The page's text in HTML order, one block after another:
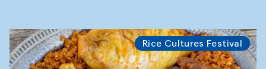
Rice Cultures Festival